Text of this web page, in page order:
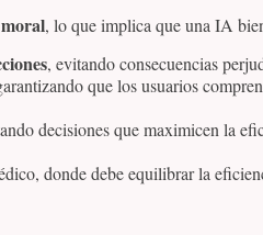
, lo que implica que una IA
, evitando consecuencias
que los usuarios
decisiones que maximicen la
donde debe equilibrar la